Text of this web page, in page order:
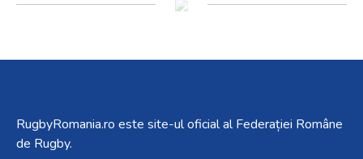
RugbyRomania.ro este site-ul oficial al Federației Române
de Rugby.